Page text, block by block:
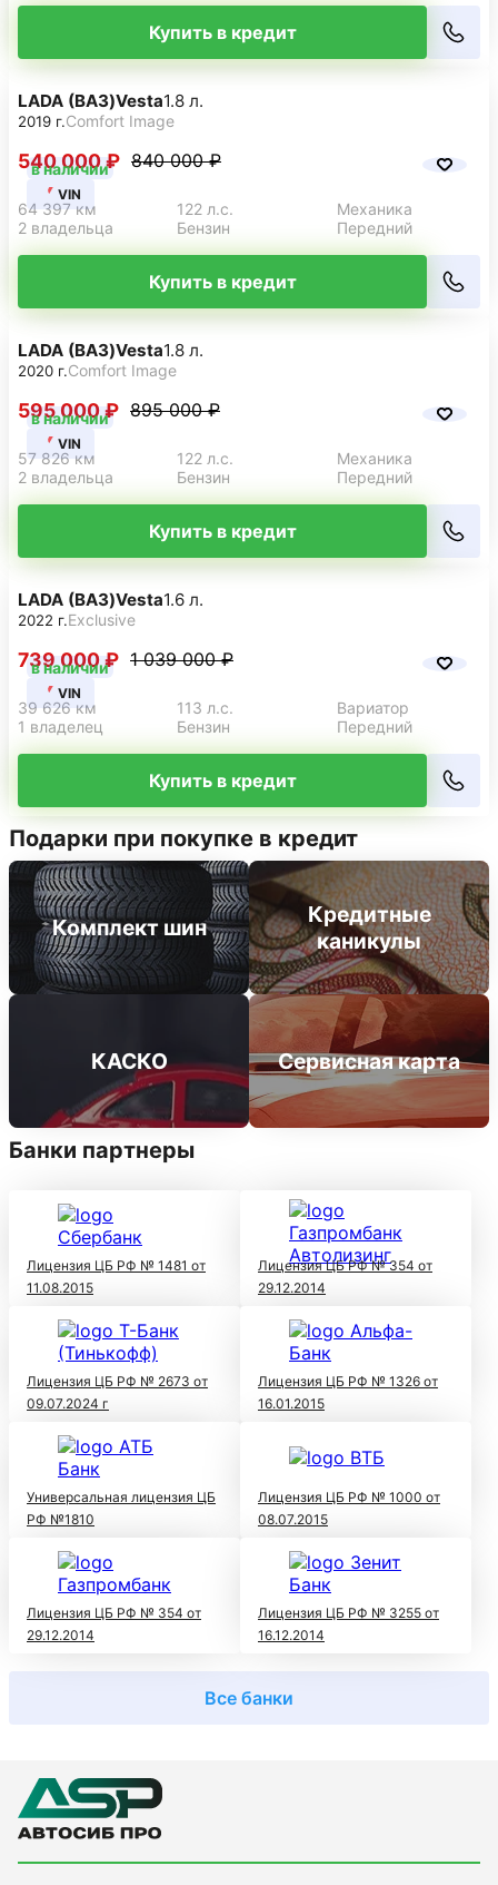
Купить в кредит
в наличии
VIN
LADA (ВАЗ)Vesta1.8 л.
2019 г.Comfort Image
540 000 ₽ 840 000 ₽
64 397 км 122 л.с.
Механика
2 владельца
Бензин Передний
Купить в кредит
в наличии
VIN
LADA (ВАЗ)Vesta1.8 л.
2020 г.Comfort Image
595 000 ₽ 895 000 ₽
57 826 км 122 л.с.
Механика
2 владельца
Бензин Передний
Купить в кредит
в наличии
VIN
LADA (ВАЗ)Vesta1.6 л.
2022 г.Exclusive
739 000 ₽ 1 039 000 ₽
39 626 км 113 л.с.
Вариатор
1 владелец
Бензин Передний
Купить в кредит
Подарки при покупке в кредит
Комплект шин
Кредитные
каникулы
КАСКО Сервисная карта
Банки партнеры
Лицензия ЦБ РФ № 1481 от
11.08.2015
Лицензия ЦБ РФ № 354 от
29.12.2014
Лицензия ЦБ РФ № 2673 от
09.07.2024 г
Лицензия ЦБ РФ № 1326 от
16.01.2015
Универсальная лицензия ЦБ
РФ №1810
Лицензия ЦБ РФ № 1000 от
08.07.2015
Лицензия ЦБ РФ № 354 от
29.12.2014
Лицензия ЦБ РФ № 3255 от
16.12.2014
Все банки